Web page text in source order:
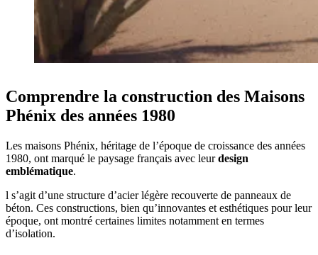
Comprendre la construction des Maisons
Phénix des années 1980
Les maisons Phénix, héritage de l’époque de croissance des années
1980, ont marqué le paysage français avec leurdesign
emblématique.
l s’agit d’une structure d’acier légère recouverte de panneaux de
béton. Ces constructions, bien qu’innovantes et esthétiques pour leur
époque, ont montré certaines limites notamment en termes
d’isolation.